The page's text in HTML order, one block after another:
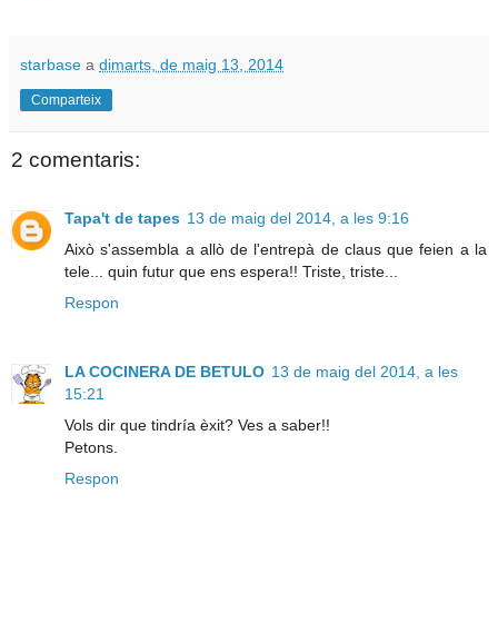
starbase a dimarts, de maig 13, 2014
Comparteix
2 comentaris:
Tapa't de tapes 13 de maig del 2014, a les 9:16
Això s'assembla a allò de l'entrepà de claus que feien a la
tele... quin futur que ens espera!! Triste, triste...
Respon
LA COCINERA DE BETULO 13 de maig del 2014, a les
15:21
Vols dir que tindría èxit? Ves a saber!!
Petons.
Respon